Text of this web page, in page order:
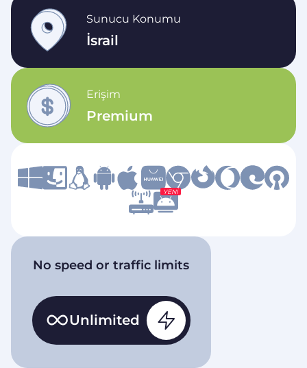
Sunucu Konumu
İsrail
Erişim
Premium
YENI
No speed or traffic limits
Unlimited